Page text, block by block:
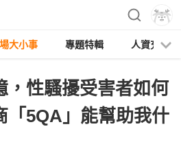
大小事 專題特輯 人資充電
，性騷擾受害者如何
「5QA」能幫助我什